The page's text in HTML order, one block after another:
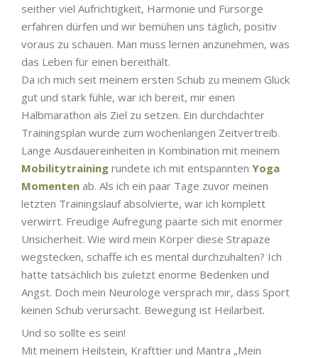
seither viel Aufrichtigkeit, Harmonie und Fürsorge
erfahren dürfen und wir bemühen uns täglich, positiv
voraus zu schauen. Man muss lernen anzunehmen, was
das Leben für einen bereithält.
Da ich mich seit meinem ersten Schub zu meinem Glück
gut und stark fühle, war ich bereit, mir einen
Halbmarathon als Ziel zu setzen. Ein durchdachter
Trainingsplan wurde zum wochenlangen Zeitvertreib.
Lange Ausdauereinheiten in Kombination mit meinem
Mobilitytraining rundete ich mit entspanntenYoga
Momenten ab. Als ich ein paar Tage zuvor meinen
letzten Trainingslauf absolvierte, war ich komplett
verwirrt. Freudige Aufregung paarte sich mit enormer
Unsicherheit. Wie wird mein Körper diese Strapaze
wegstecken, schaffe ich es mental durchzuhalten? Ich
hatte tatsächlich bis zuletzt enorme Bedenken und
Angst. Doch mein Neurologe versprach mir, dass Sport
keinen Schub verursacht. Bewegung ist Heilarbeit.
Und so sollte es sein!
Mit meinem Heilstein, Krafttier und Mantra „Mein